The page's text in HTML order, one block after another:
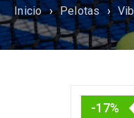
Inicio › Pelotas ›
-17%